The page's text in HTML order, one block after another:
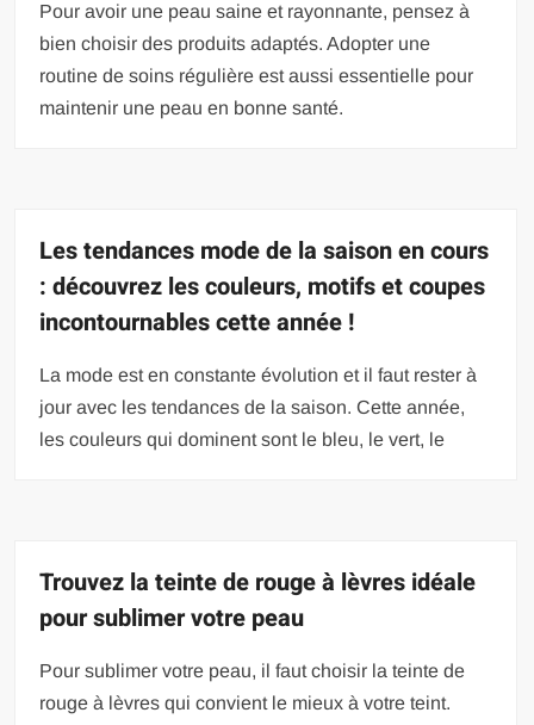
Pour avoir une peau saine et rayonnante, pensez à
bien choisir des produits adaptés. Adopter une
routine de soins régulière est aussi essentielle pour
maintenir une peau en bonne santé.
Les tendances mode de la saison en cours
: découvrez les couleurs, motifs et coupes
incontournables cette année !
La mode est en constante évolution et il faut rester à
jour avec les tendances de la saison. Cette année,
les couleurs qui dominent sont le bleu, le vert, le
Trouvez la teinte de rouge à lèvres idéale
pour sublimer votre peau
Pour sublimer votre peau, il faut choisir la teinte de
rouge à lèvres qui convient le mieux à votre teint.